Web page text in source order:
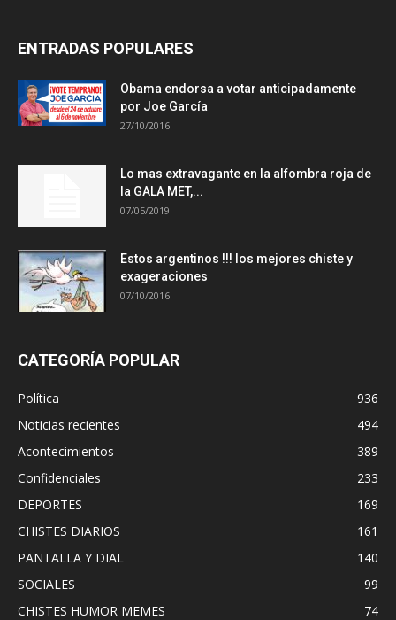
ENTRADAS POPULARES
Obama endorsa a votar anticipadamente
por Joe García
27/10/2016
Lo mas extravagante en la alfombra roja de
la GALA MET,...
07/05/2019
Estos argentinos !!! los mejores chiste y
exageraciones
07/10/2016
CATEGORÍA POPULAR
Política
936
Noticias recientes
494
Acontecimientos
389
Confidenciales
233
DEPORTES
169
CHISTES DIARIOS
161
PANTALLA Y DIAL
140
SOCIALES
99
CHISTES HUMOR MEMES
74